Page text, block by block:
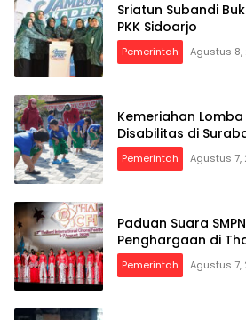
Sriatun Subandi
PKK Sidoarjo
Pemerintah Agustus 8,
Kemeriahan Lomba
Disabilitas di
Pemerintah Agustus 7,
Paduan Suara
Penghargaan di
Pemerintah Agustus 7,